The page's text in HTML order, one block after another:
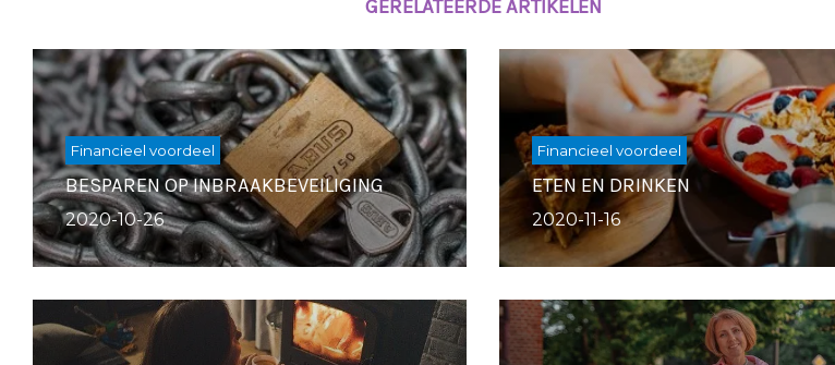
GERELATEERDE ARTIKELEN
Financieel voordeel
BESPAREN OP INBRAAKBEVEILIGING
2020-10-26
Financieel voordeel
ETEN EN DRINKEN
2020-11-16